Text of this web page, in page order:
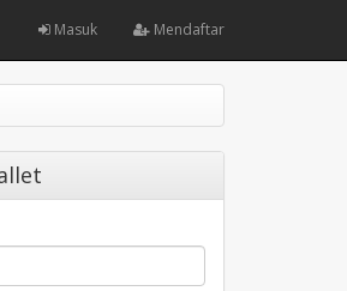
Masuk Mendaftar